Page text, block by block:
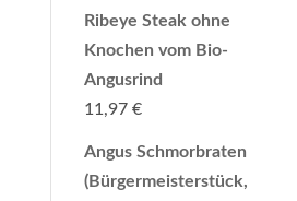
Ribeye Steak ohne
Knochen vom Bio-
Angusrind
11,97€
Angus Schmorbraten
(Bürgermeisterstück,